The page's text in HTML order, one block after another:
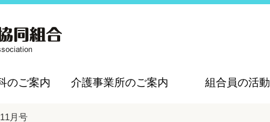
のご案内 介護事業所のご案内 組合員の活動
月号